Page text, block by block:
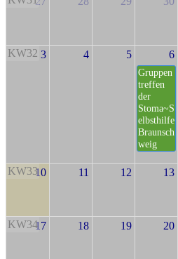
KW32 3 4 5 6
Gruppen
treffen
der
Stoma~S
elbsthilfe
Braunsch
weig
KW3310 11 12 13
KW3417 18 19 20